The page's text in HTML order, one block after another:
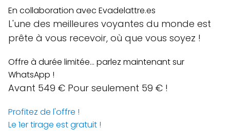
En collaboration avec Evadelattre.es
L'une des meilleures voyantes du monde est
prête à vous recevoir, où que vous soyez !
Offre à durée limitée... parlez maintenant sur
WhatsApp !
Avant 549 € Pour seulement 59 € !
Profitez de l'offre !
Le 1er tirage est gratuit !